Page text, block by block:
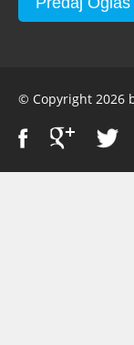
© Copyright 2026